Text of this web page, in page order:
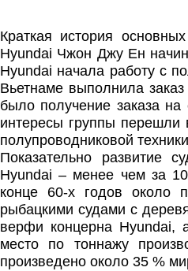
Краткая история
Hyundai Чжон Джу Ен
Hyundai начала работу с
Вьетнаме выполнила
было получение заказа
интересы группы перешли
полупроводниковой
Показательно развитие
Hyundai – менее чем за
конце 60-х годов около
рыбацкими судами с
верфи концерна Hyundai,
место по тоннажу
произведено около 35 %